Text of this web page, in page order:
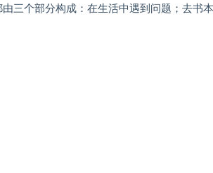
三个部分构成：在生活中遇到问题；去书